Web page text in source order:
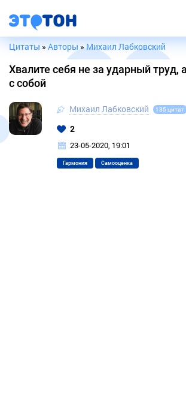
Цитаты » Авторы »Михаил Лабковский
Хвалите себя не за ударный труд,
с собой
Михаил Лабковский 135 цитат
2
23-05-2020, 19:01
Гармония Самооценка